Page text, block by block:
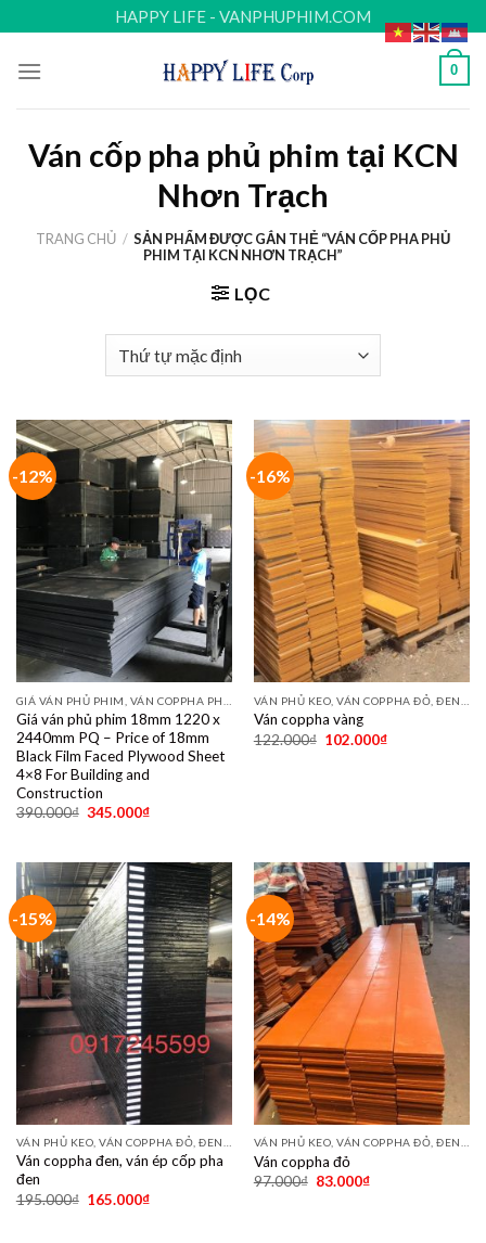
to
content
HAPPY LIFE - VANPHUPHIM.COM
0
Ván cốp pha phủ phim tại KCN
Nhơn Trạch
TRANG CHỦ / SẢN PHẨM ĐƯỢC GẮN THẺ “VÁN CỐP PHA PHỦ
PHIM TẠI KCN NHƠN TRẠCH”
LỌC
-12%
Giá ván phủ phim 18mm 1220 x
2440mm PQ – Price of 18mm
Black Film Faced Plywood Sheet
4×8 For Building and
Construction
390.000₫ 345.000₫
-16%
Ván coppha vàng
122.000₫ 102.000₫
-15%
VÁN PHỦ KEO, VÁN COPPHA ĐỎ, ĐEN, VÀNG
Ván coppha đen, ván ép cốp pha
đen
195.000₫ 165.000₫
-14%
VÁN PHỦ KEO, VÁN COPPHA ĐỎ, ĐEN, VÀNG
Ván coppha đỏ
97.000₫ 83.000₫